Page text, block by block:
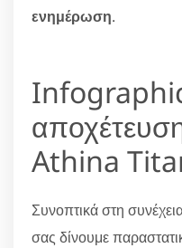
ενημέρωση.
Athina
Συνοπτικά στη
σας δίνουμε